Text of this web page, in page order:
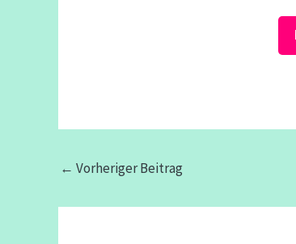
← Vorheriger Beitrag